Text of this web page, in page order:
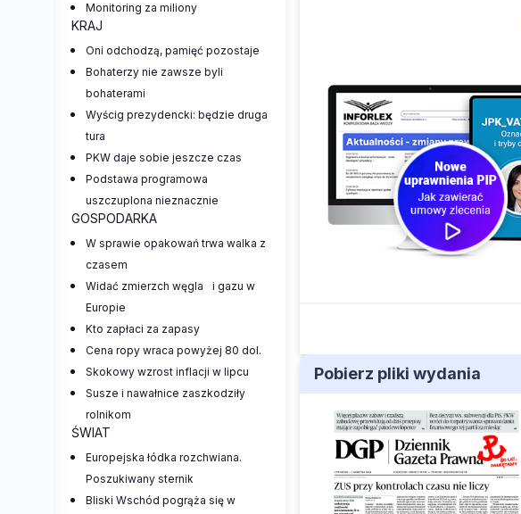
Monitoring za miliony
KRAJ
Oni odchodzą, pamięć pozostaje
Bohaterzy nie zawsze byli
bohaterami
Wyścig prezydencki: będzie druga
tura
PKW daje sobie jeszcze czas
Podstawa programowa
uszczuplona nieznacznie
GOSPODARKA
W sprawie opakowań trwa walka z
czasem
Widać zmierzch węgla i gazu w
Europie
Kto zapłaci za zapasy
Cena ropy wraca powyżej 80 dol.
Skokowy wzrost inflacji w lipcu
Susze i nawałnice zaszkodziły
rolnikom
ŚWIAT
Europejska łódka rozchwiana.
Poszukiwany sternik
Bliski Wschód pogrąża się w
Pobierz pliki wydania